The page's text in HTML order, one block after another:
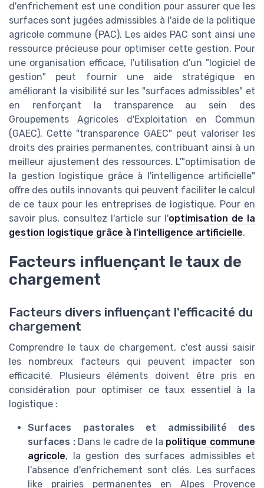
d'enfrichement est une condition pour assurer que les
surfaces sont jugées admissibles à l'aide de la politique
agricole commune (PAC). Les aides PAC sont ainsi une
ressource précieuse pour optimiser cette gestion. Pour
une organisation efficace, l'utilisation d'un "logiciel de
gestion" peut fournir une aide stratégique en
améliorant la visibilité sur les "surfaces admissibles" et
en renforçant la transparence au sein des
Groupements Agricoles d'Exploitation en Commun
(GAEC). Cette "transparence GAEC" peut valoriser les
droits des prairies permanentes, contribuant ainsi à un
meilleur ajustement des ressources. L'"optimisation de
la gestion logistique grâce à l'intelligence artificielle"
offre des outils innovants qui peuvent faciliter le calcul
de ce taux pour les entreprises de logistique. Pour en
savoir plus, consultez l'article sur l'optimisation de la
gestion logistique grâce à l'intelligence artificielle.
Facteurs influençant le taux de
chargement
Facteurs divers influençant l'efficacité du
chargement
Comprendre le taux de chargement, c'est aussi saisir
les nombreux facteurs qui peuvent impacter son
efficacité. Plusieurs éléments doivent être pris en
considération pour optimiser ce taux essentiel à la
logistique :
Surfaces pastorales et admissibilité des
surfaces :Dans le cadre de la politique commune
agricole, la gestion des surfaces admissibles et
l'absence d'enfrichement sont clés. Les surfaces
like prairies permanentes en Alpes Provence